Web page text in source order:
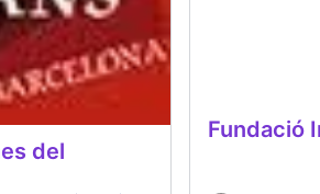
del
Fundació